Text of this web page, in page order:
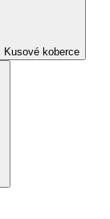
Kusové koberce